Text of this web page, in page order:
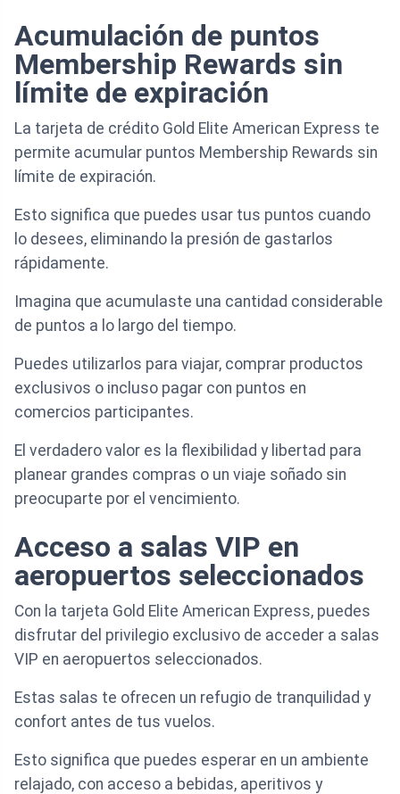
Acumulación de puntos
Membership Rewards sin
límite de expiración
La tarjeta de crédito Gold Elite American Express te
permite acumular puntos Membership Rewards sin
límite de expiración.
Esto significa que puedes usar tus puntos cuando
lo desees, eliminando la presión de gastarlos
rápidamente.
Imagina que acumulaste una cantidad considerable
de puntos a lo largo del tiempo.
Puedes utilizarlos para viajar, comprar productos
exclusivos o incluso pagar con puntos en
comercios participantes.
El verdadero valor es la flexibilidad y libertad para
planear grandes compras o un viaje soñado sin
preocuparte por el vencimiento.
Acceso a salas VIP en
aeropuertos seleccionados
Con la tarjeta Gold Elite American Express, puedes
disfrutar del privilegio exclusivo de acceder a salas
VIP en aeropuertos seleccionados.
Estas salas te ofrecen un refugio de tranquilidad y
confort antes de tus vuelos.
Esto significa que puedes esperar en un ambiente
relajado, con acceso a bebidas, aperitivos y